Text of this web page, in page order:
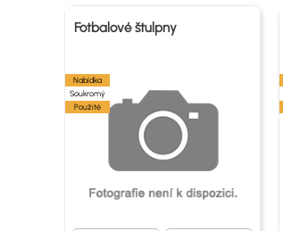
Fotbalové štulpny
Nabídka
Soukromý
Použité